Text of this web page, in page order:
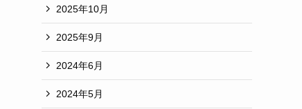
2025年10月
2025年9月
2024年6月
2024年5月